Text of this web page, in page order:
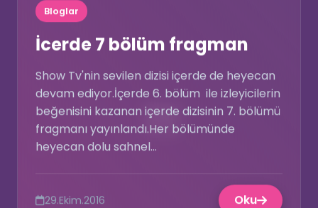
💌
🎶
Bloglar
İcerde 7 bölüm fragman
Show Tv'nin sevilen dizisi içerde de heyecan
devam ediyor.İçerde 6. bölüm ile izleyicilerin
beğenisini kazanan içerde dizisinin 7. bölümü
fragmanı yayınlandı.Her bölümünde
heyecan dolu sahnel...
29.Ekim.2016 Oku